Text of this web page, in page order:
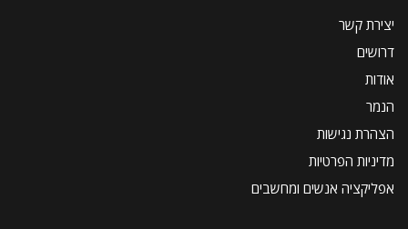
יצירת קשר
דרושים
אודות
הנמר
הצהרת נגישות
מדיניות הפרטיות
אפליקציה אנשים ומחשבים